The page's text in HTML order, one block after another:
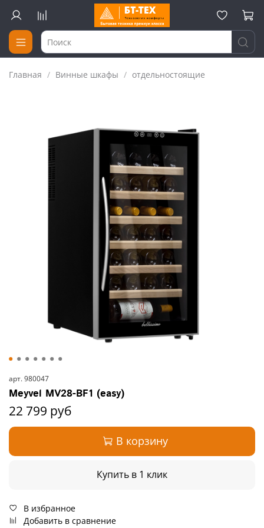
Главная Винные шкафы отдельностоящие
арт. 980047
Meyvel MV28-BF1 (easy)
22 799 руб
В корзину
Купить в 1 клик
В избранное
Добавить в сравнение